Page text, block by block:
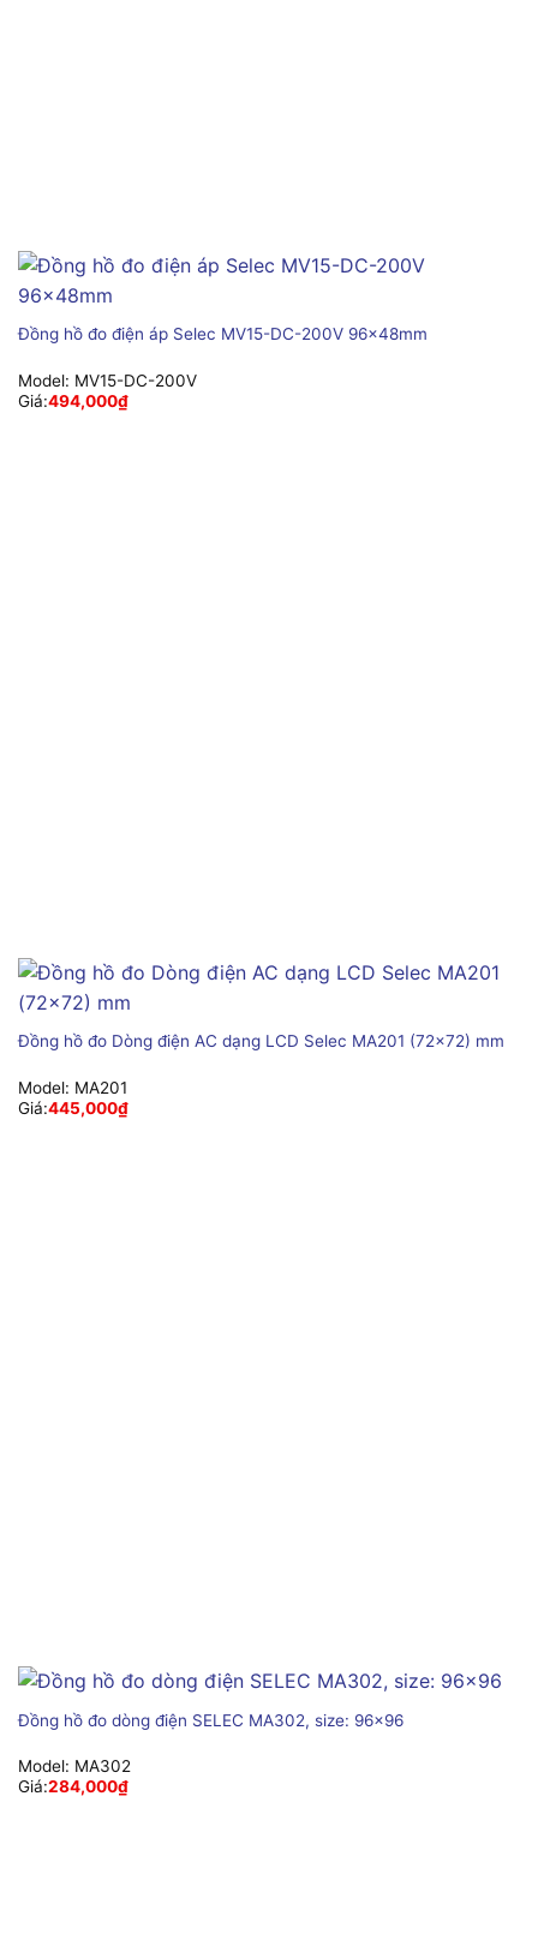
Đồng hồ đo điện áp Selec MV15-DC-200V 96x48mm
Model: MV15-DC-200V
Giá:494,000₫
Đồng hồ đo Dòng điện AC dạng LCD Selec MA201 (72×72) mm
Model: MA201
Giá:445,000₫
Đồng hồ đo dòng điện SELEC MA302, size: 96×96
Model: MA302
Giá:284,000₫